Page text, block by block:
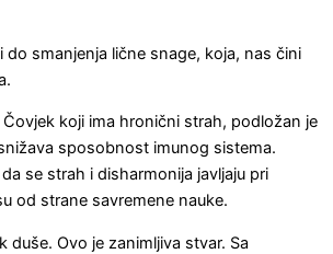
do smanjenja lične snage, koja, nas čini
koji ima hronični strah, podložan je
sposobnost imunog sistema.
se strah i disharmonija javljaju pri
od strane savremene nauke.
duše. Ovo je zanimljiva stvar. Sa